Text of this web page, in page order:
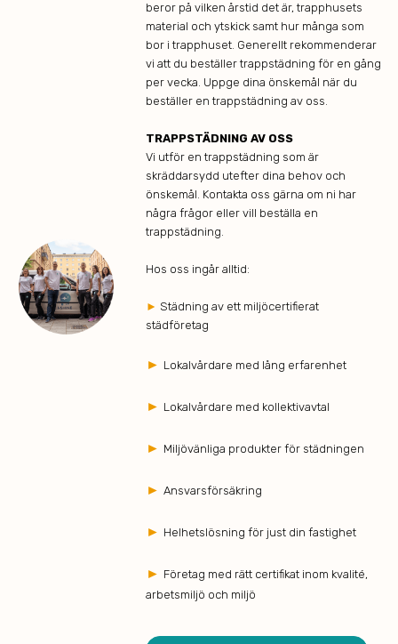
beror på vilken årstid det är, trapphusets
material och ytskick samt hur många som
bor i trapphuset. Generellt rekommenderar
vi att du beställer trappstädning för en gång
per vecka. Uppge dina önskemål när du
beställer en trappstädning av oss.
TRAPPSTÄDNING AV OSS
Vi utför en trappstädning som är
skräddarsydd utefter dina behov och
önskemål. Kontakta oss gärna om ni har
några frågor eller vill beställa en
trappstädning.
Hos oss ingår alltid:
► Städning av ett miljöcertifierat
städföretag
► Lokalvårdare med lång erfarenhet
► Lokalvårdare med kollektivavtal
► Miljövänliga produkter för städningen
►Ansvarsförsäkring
► Helhetslösning för just din fastighet
► Företag med rätt certifikat inom kvalité,
arbetsmiljö och miljö